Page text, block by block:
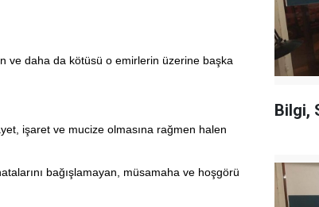
ve daha da kötüsü o emirlerin üzerine başka
işaret ve mucize olmasına rağmen halen
bağışlamayan, müsamaha ve hoşgörü
Bilgi,